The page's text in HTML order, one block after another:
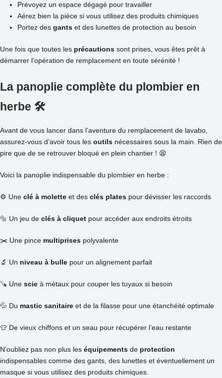
Prévoyez un espace dégagé pour travailler
Aérez bien la pièce si vous utilisez des produits chimiques
Portez des gants et des lunettes de protection au besoin
Une fois que toutes les précautions sont prises, vous êtes prêt à
démarrer l’opération de remplacement en toute sérénité !
La panoplie complète du plombier en
herbe 🛠️
Avant de vous lancer dans l’aventure du remplacement de lavabo,
assurez-vous d’avoir tous les outils nécessaires sous la main. Rien de
pire que de se retrouver bloqué en plein chantier ! 😫
Voici la panoplie indispensable du plombier en herbe :
⚙️ Une clé à molette et des clés plates pour dévisser les raccords
🔩 Un jeu de clés à cliquet pour accéder aux endroits étroits
✂️ Une pince multiprises polyvalente
🔬 Un niveau à bulle pour un alignement parfait
🪚 Une scie à métaux pour couper les tuyaux si besoin
💦 Du mastic sanitaire et de la filasse pour une étanchéité optimale
👕 De vieux chiffons et un seau pour récupérer l’eau restante
N’oubliez pas non plus les équipements de protection
indispensables comme des gants, des lunettes et éventuellement un
masque si vous utilisez des produits chimiques.